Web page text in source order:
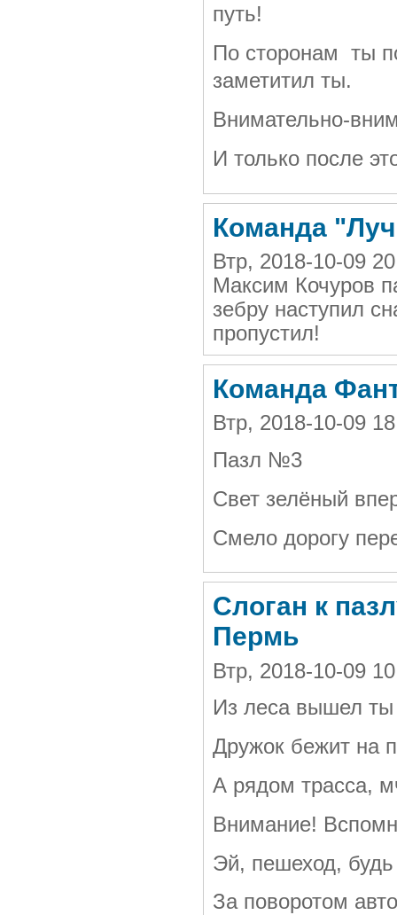
путь!
По сторонам ты
заметитил ты.
Внимательно-
И только после
Команда
Втр, 2018-10-09
Максим Кочуров
зебру наступил
пропустил!
Команда
Втр, 2018-10-09
Пазл №3
Свет зелёный
Смело дорогу
Слоган к
Пермь
Втр, 2018-10-09
Из леса вышел
Дружок бежит на
А рядом трасса,
Внимание!
Эй, пешеход,
За поворотом